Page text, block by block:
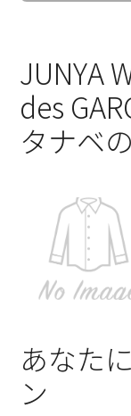
JUNYA
des
タナベ
あなた
ン